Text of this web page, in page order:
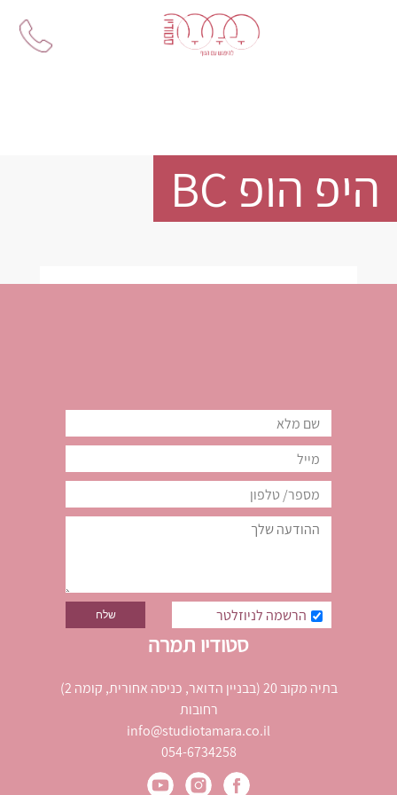
היפ הופ BC
הרשמה לניוזלטר
סטודיו תמרה
בתיה מקוב 20 (בבניין הדואר, כניסה אחורית, קומה 2)
רחובות
info@studiotamara.co.il
054-6734258